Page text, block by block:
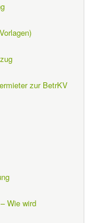
zur BetrKV
Wie wird